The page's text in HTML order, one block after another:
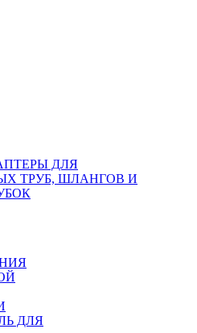
ДЛЯ
ТРУБ, ШЛАНГОВ И
ДЛЯ